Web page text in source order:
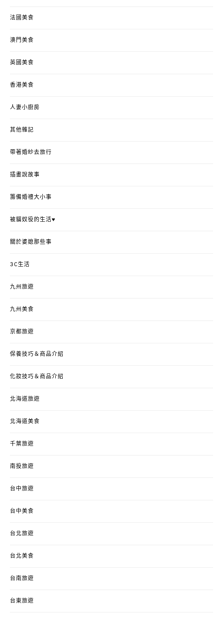
法國美食
澳門美食
英國美食
香港美食
人妻小廚房
其他雜記
帶著婚紗去旅行
插畫說故事
籌備婚禮大小事
被貓奴役的生活♥
關於婆媳那些事
3C生活
九州旅遊
九州美食
京都旅遊
保養技巧＆商品介紹
化妝技巧＆商品介紹
北海道旅遊
北海道美食
千葉旅遊
南投旅遊
台中旅遊
台中美食
台北旅遊
台北美食
台南旅遊
台東旅遊